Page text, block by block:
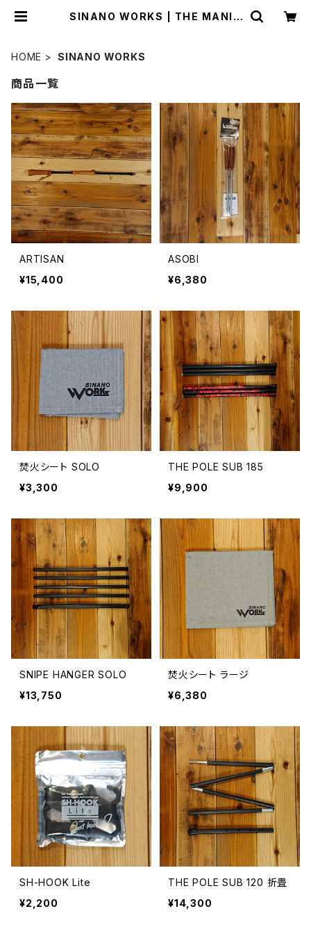
SINANO WORKS | THE MANIA
HOME SINANO WORKS
商品一覧
ARTISAN
¥15,400
ASOBI
¥6,380
焚火シート SOLO
¥3,300
THE POLE SUB 185
¥9,900
SNIPE HANGER SOLO
¥13,750
焚火シート ラージ
¥6,380
SH-HOOK Lite
¥2,200
THE POLE SUB 120 折畳
¥14,300